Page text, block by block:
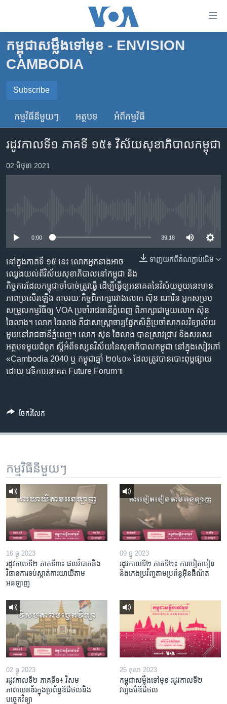
គេហទំព័រ​
ទាក់ទង
រំលង​
ព័ត៌មាន​​
តែ​
រំលង​
សម្ព័ន្ធ​
និង​
ចូល​
ទៅ​
កាន់​
ទំព័រ​
ស្វែង​
រក
កម្ពុជា
អន្តរជាតិ
អាមេរិក
ហេឡូវីអូអេ
កម្ពុជាច្នៃប្រតិដ្ឋ
ព្រឹត្តិការណ៍ព័ត៌មាន
Khmer English
បណ្តាញ​សង្គម
ភាសា
កម្ពុជាសម្លឹងទៅមុខ - ENVISION
CAMBODIA
Subscribe
Spotify
ទទួល​​​សេវា​​​ Podcast
កម្មវិធី​នីមួយៗ អត្ថបទ​ អំពី​កម្មវិធី​
រដូវកាលទី១ ភាគទី ១៥៖ វិស័យ​សុខាភិបាល​កម្ពុជា
02 មិថុនា 2021
0:00 39:18
ទាញ​យក​ពី​តំណភ្ជាប់​ដើម
នៅក្នុង​ភាគទី ១៥ នេះ លោក​អ្នក​នាង​អាច​
ឈ្វេង​យល់​ពី​វិស័យ​សុខាភិបាល​នៅ​កម្ពុជា និង​
កិច្ចការ​ដែល​កម្ពុជា​ចាំបាច់​ត្រូវ​ធ្វើ ដើម្បី​ធ្វើ​ឲ្យ​អនាគត​នៃ​វិស័យ​មួយ​នេះ​មាន​
ភាព​ប្រសើរ​ឡើង តាមរយៈ​កិច្ចពិភាក្សា​រវាង​លោក ស៊ុន ណារិន អ្នក​សម្រប​
សម្រួល​កម្មវិធី​ឲ្យ VOA ប្រចាំ​រាជធានី​ភ្នំពេញ ពិភាក្សា​ជាមួយលោក ស៊ុន
ឆៃលាង។ លោក ឆៃលាង គឺជា​សាស្ត្រាចារ្យ​ផ្នែក​សិត្ថិ​ប្រចាំ​សាកល​វិទ្យាល័យ​
មួយ​នៅ​រាជធានី​ភ្នំពេញ។ លោក ស៊ុន ឆៃលាង បាន​ស្រាវជ្រាវ និង​សរសេរ​
អត្ថបទ​មួយ​ជំពូក ស្តី​អំពីទស្សនវិស័យ​នៃ​សុខាភិបាល​កម្ពុជា នៅក្នុង​សៀវភៅ
«Cambodia 2040 ឬ កម្ពុជាឆ្នាំ ២០៤០» ដែល​ត្រូវបាន​បោះពុម្ព​ផ្សាយ​
ដោយ វេទិកា​អនាគត Future Forum៕
ចែករំលែក
កម្មវិធី​នីមួយៗ
16 ធ្នូ 2023
រដូវកាលទី២ ភាគទី៣៖ ផល​វិបាក​និង​
វិធានការ​ទប់ស្កាត់​ការ​យាយី​តាម​
អនឡាញ
09 ធ្នូ 2023
រដូវកាលទី២ ភាគទី២៖ ការបៀតបៀន
និងកេងប្រវ័ញ្ចតាមប្រព័ន្ធអ៊ីនធឺណិត
02 ធ្នូ 2023
រដូវកាលទី២ ភាគទី១៖ វិសម
ភាពយេនឌ័រក្នុងប្រព័ន្ធឌីជីថលនិង
បច្ចេកវិទ្យា
25 តុលា 2023
កម្ពុជាសម្លឹងទៅមុខ រដូវកាលទី២
វប្បធម៌​ឌីជីថល